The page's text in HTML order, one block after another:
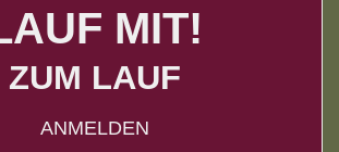
MIT!
ZUM LAUF
ANMELDEN